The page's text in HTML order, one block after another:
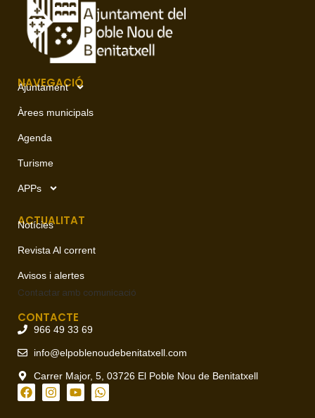
NAVEGACIÓ
Ajuntament
Àrees municipals
Agenda
Turisme
APPs
ACTUALITAT
Notícies
Revista Al corrent
Avisos i alertes
Contactar amb comunicació
CONTACTE
966 49 33 69
info@elpoblenoudebenitatxell.com
Carrer Major, 5, 03726 El Poble Nou de Benitatxell